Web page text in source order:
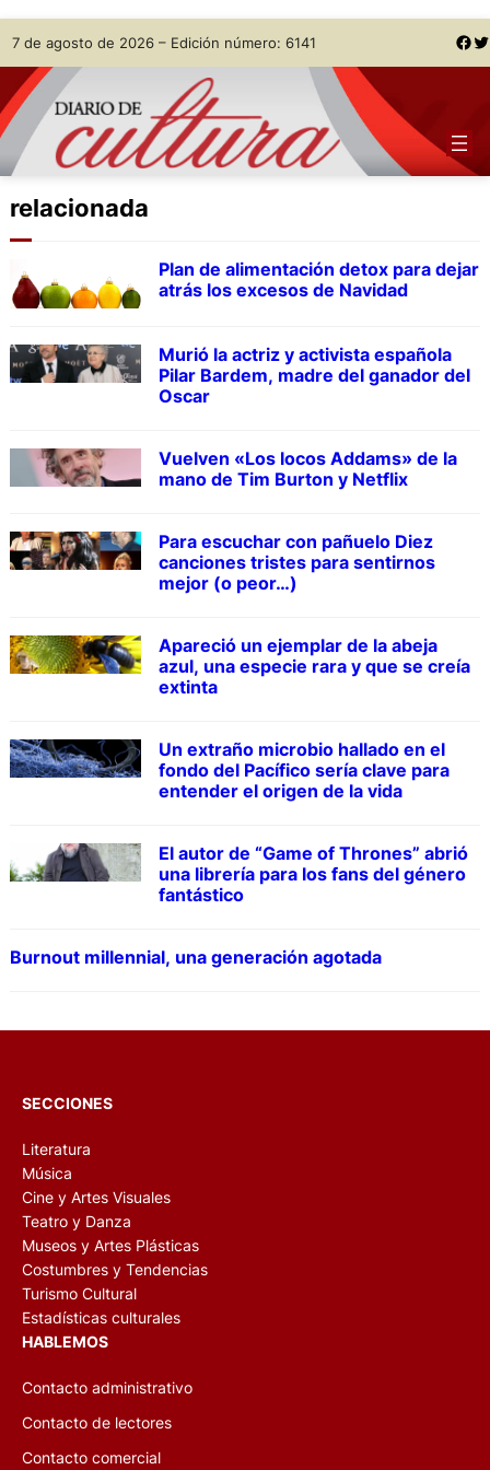
Skip
to
content
7 de agosto de 2026 – Edición número: 6141 Facebook Twitter
relacionada
Plan de alimentación detox para dejar
atrás los excesos de Navidad
Murió la actriz y activista española
Pilar Bardem, madre del ganador del
Oscar
Vuelven «Los locos Addams» de la
mano de Tim Burton y Netflix
Para escuchar con pañuelo Diez
canciones tristes para sentirnos
mejor (o peor…)
Apareció un ejemplar de la abeja
azul, una especie rara y que se creía
extinta
Un extraño microbio hallado en el
fondo del Pacífico sería clave para
entender el origen de la vida
El autor de “Game of Thrones” abrió
una librería para los fans del género
fantástico
Burnout millennial, una generación agotada
SECCIONES
Literatura
Música
Cine y Artes Visuales
Teatro y Danza
Museos y Artes Plásticas
Costumbres y Tendencias
Turismo Cultural
Estadísticas culturales
HABLEMOS
Contacto administrativo
Contacto de lectores
Contacto comercial